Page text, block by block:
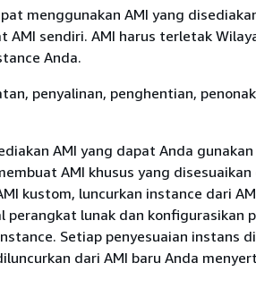
menggunakan AMI yang
sendiri. AMI harus terletak
Anda.
penyalinan, penghentian,
AMI yang dapat Anda
AMI khusus yang disesuaikan
kustom, luncurkan instance dari
perangkat lunak dan konfigurasikan
Setiap penyesuaian instans
dari AMI baru Anda